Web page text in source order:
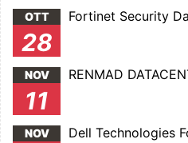
OTT
28
Fortinet Security
NOV
11
RENMAD
NOV Dell Technologies